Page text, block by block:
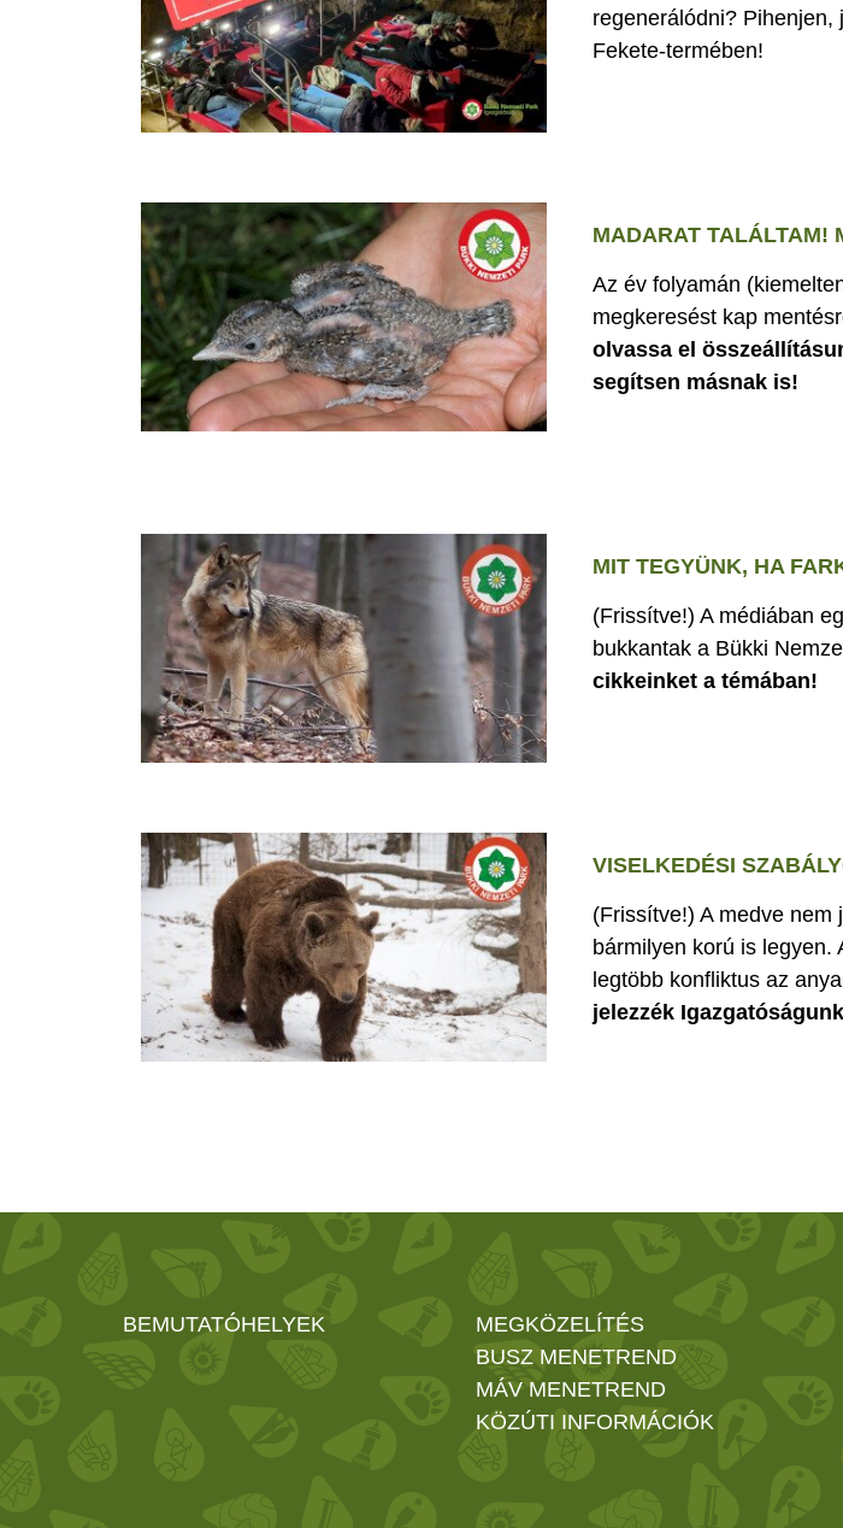
regenerálódni?
Fekete-termében!
MADARAT TALÁLTAM!
Az év folyamán
megkeresést kap
olvassa el
segítsen másnak is!
MIT TEGYÜNK, HA
(Frissítve!) A médiában
bukkantak a Bükki
cikkeinket a témában!
VISELKEDÉSI
(Frissítve!) A medve nem
bármilyen korú is legyen.
legtöbb konfliktus az
jelezzék
BEMUTATÓHELYEK
MEGKÖZELÍTÉS
BUSZ MENETREND
MÁV MENETREND
KÖZÚTI INFORMÁCIÓK